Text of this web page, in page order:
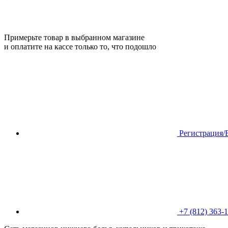
Примерьте товар в выбранном магазине
и оплатите на кассе только то, что подошло
Регистрация/
+7 (812) 363-